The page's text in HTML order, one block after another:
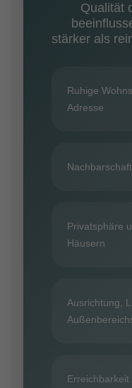
Qualität
stärker als
Ruhige
Adresse
Privatsphäre
Häusern
Ausrichtung,